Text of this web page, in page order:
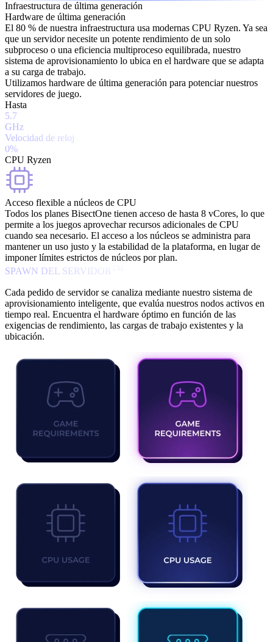
Infraestructura de última generación
Hardware de última generación
El 80 % de nuestra infraestructura usa modernas CPU Ryzen. Ya sea
que un servidor necesite un potente rendimiento de un solo
subproceso o una eficiencia multiproceso equilibrada, nuestro
sistema de aprovisionamiento lo ubica en el hardware que se adapta
a su carga de trabajo.
Utilizamos hardware de última generación para potenciar nuestros
servidores de juego.
Hasta
5.7
GHz
Velocidad de reloj
0%
CPU Ryzen
Acceso flexible a núcleos de CPU
Todos los planes BisectOne tienen acceso de hasta 8 vCores, lo que
permite a los juegos aprovechar recursos adicionales de CPU
cuando sea necesario. El acceso a los núcleos se administra para
mantener un uso justo y la estabilidad de la plataforma, en lugar de
imponer límites estrictos de núcleos por plan.
SPAWN DEL SERVIDOR
Cada pedido de servidor se canaliza mediante nuestro sistema de
aprovisionamiento inteligente, que evalúa nuestros nodos activos en
tiempo real. Encuentra el hardware óptimo en función de las
exigencias de rendimiento, las cargas de trabajo existentes y la
ubicación.